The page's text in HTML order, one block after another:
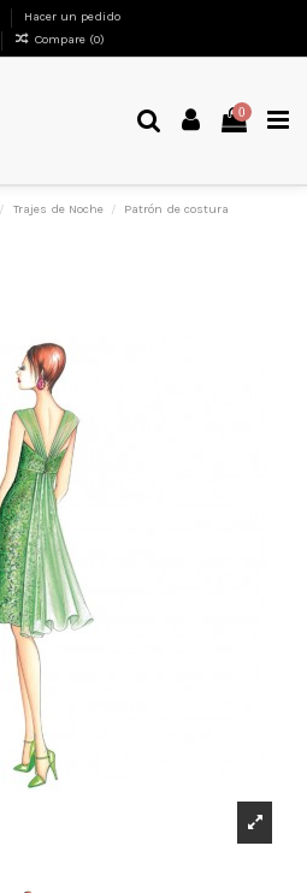
Hacer un pedido
Compare (0)
0
Trajes de Noche
Patrón de costura